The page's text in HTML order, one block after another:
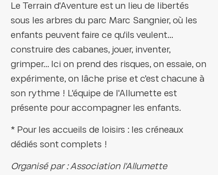
Le Terrain d'Aventure est un lieu de libertés
sous les arbres du parc Marc Sangnier, où les
enfants peuvent faire ce qu'ils veulent...
construire des cabanes, jouer, inventer,
grimper... Ici on prend des risques, on essaie, on
expérimente, on lâche prise et c'est chacune à
son rythme ! L'équipe de l'Allumette est
présente pour accompagner les enfants.
* Pour les accueils de loisirs : les créneaux
dédiés sont complets !
Organisé par : Association l'Allumette